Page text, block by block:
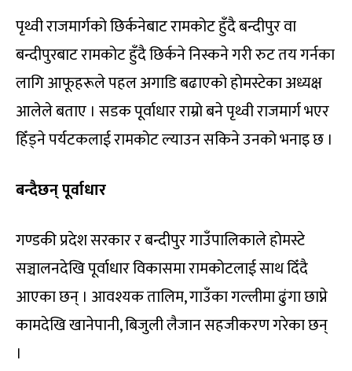
पृथ्वी राजमार्गको छिर्कनेबाट रामकोट हुँदै बन्दीपुर वा
बन्दीपुरबाट रामकोट हुँदै छिर्कने निस्कने गरी रुट तय गर्नका
लागि आफूहरूले पहल अगाडि बढाएको होमस्टेका अध्यक्ष
आलेले बताए । सडक पूर्वाधार राम्रो बने पृथ्वी राजमार्ग भएर
हिँड्ने पर्यटकलाई रामकोट ल्याउन सकिने उनको भनाइ छ ।
बन्दैछन् पूर्वाधार
गण्डकी प्रदेश सरकार र बन्दीपुर गाउँपालिकाले होमस्टे
सञ्चालनदेखि पूर्वाधार विकासमा रामकोटलाई साथ दिँदै
आएका छन् । आवश्यक तालिम, गाउँका गल्लीमा ढुंगा छाप्ने
कामदेखि खानेपानी, बिजुली लैजान सहजीकरण गरेका छन्
।